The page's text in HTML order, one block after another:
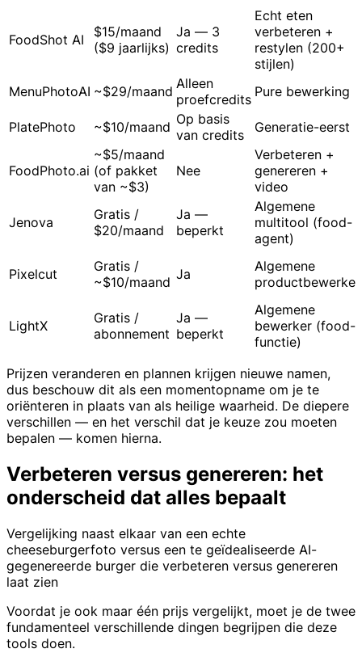
FoodShot AI
$15/maand
($9 jaarlijks)
Ja — 3
credits
Echt eten
verbeteren +
restylen (200+
stijlen)
MenuPhotoAI ~$29/maand Alleen
proefcredits Pure bewerking
PlatePhoto ~$10/maand Op basis
van credits
Generatie-eerst
FoodPhoto.ai
~$5/maand
(of pakket
van ~$3)
Nee
Verbeteren +
genereren +
video
Jenova
Gratis /
$20/maand
Ja —
beperkt
Algemene
multitool (food-
agent)
Pixelcut
Gratis /
~$10/maand Ja
Algemene
productbewerker
LightX
Gratis /
abonnement
Ja —
beperkt
Algemene
bewerker (food-
functie)
Prijzen veranderen en plannen krijgen nieuwe namen,
dus beschouw dit als een momentopname om je te
oriënteren in plaats van als heilige waarheid. De diepere
verschillen — en het verschil dat je keuze zou moeten
bepalen — komen hierna.
Verbeteren versus genereren: het
onderscheid dat alles bepaalt
Vergelijking naast elkaar van een echte
cheeseburgerfoto versus een te geïdealiseerde AI-
gegenereerde burger die verbeteren versus genereren
laat zien
Voordat je ook maar één prijs vergelijkt, moet je de twee
fundamenteel verschillende dingen begrijpen die deze
tools doen.